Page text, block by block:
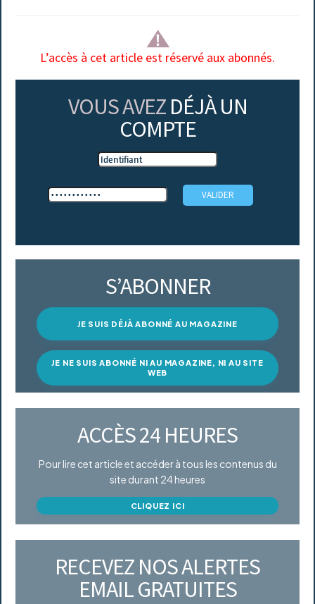
L’accès à cet article est réservé aux abonnés.
VOUS AVEZ DÉJÀ UN
COMPTE
S’ABONNER
JE SUIS DÉJÀ ABONNÉ AU MAGAZINE
JE NE SUIS ABONNÉ NI AU MAGAZINE, NI AU SITE
WEB
ACCÈS 24 HEURES
Pour lire cet article et accéder à tous les contenus du
site durant 24 heures
CLIQUEZ ICI
RECEVEZ NOS ALERTES
EMAIL GRATUITES